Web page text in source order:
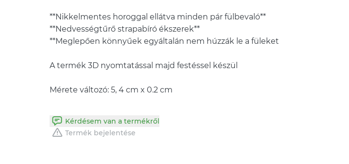
**Nikkelmentes horoggal ellátva minden pár fülbevaló**
**Nedvességtűrő strapabíró ékszerek**
**Meglepően könnyűek egyáltalán nem húzzák le a füleket
A termék 3D nyomtatással majd festéssel készül
Mérete változó: 5, 4 cm x 0.2 cm
Kérdésem van a termékről
Termék bejelentése